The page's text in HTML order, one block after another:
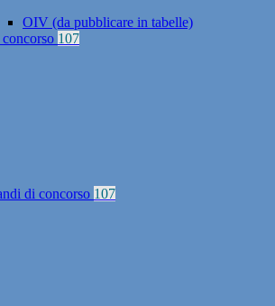
OIV (da pubblicare in tabelle)
107
di concorso 107